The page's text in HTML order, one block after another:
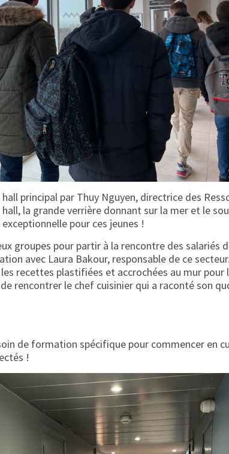
principal par Thuy Nguyen, directrice des
la grande verrière donnant sur la mer et le
pour ces jeunes !
groupes pour partir à la rencontre des salariés
avec Laura Bakour, responsable de ce
recettes plastifiées et accrochées au mur pour
rencontrer le chef cuisinier qui a raconté son
de formation spécifique pour commencer en
!